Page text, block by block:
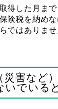
得した月ま
険税を納め
ではありま
災害など
いでいると